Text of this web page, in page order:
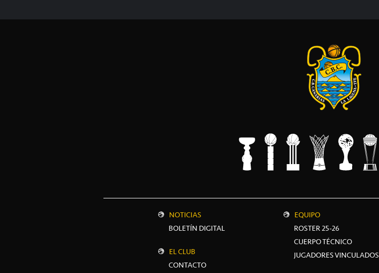
NOTICIAS
BOLETÍN DIGITAL
EL CLUB
CONTACTO
EQUIPO
ROSTER 25-26
CUERPO TÉCNICO
JUGADORES VINCULADOS